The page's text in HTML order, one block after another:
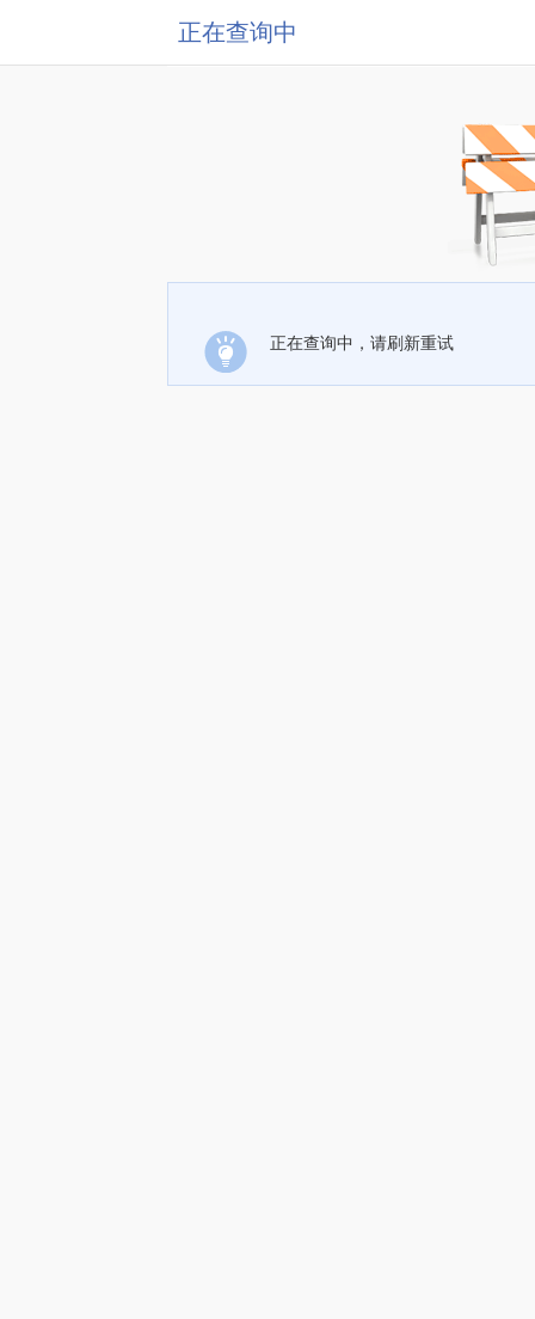
正在查询中
正在查询中，请刷新重试